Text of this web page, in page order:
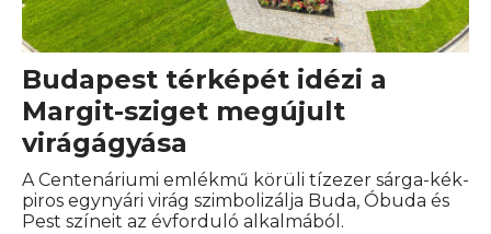
Budapest térképét idézi a
Margit-sziget megújult
virágágyása
A Centenáriumi emlékmű körüli tízezer sárga-kék-
piros egynyári virág szimbolizálja Buda, Óbuda és
Pest színeit az évforduló alkalmából.